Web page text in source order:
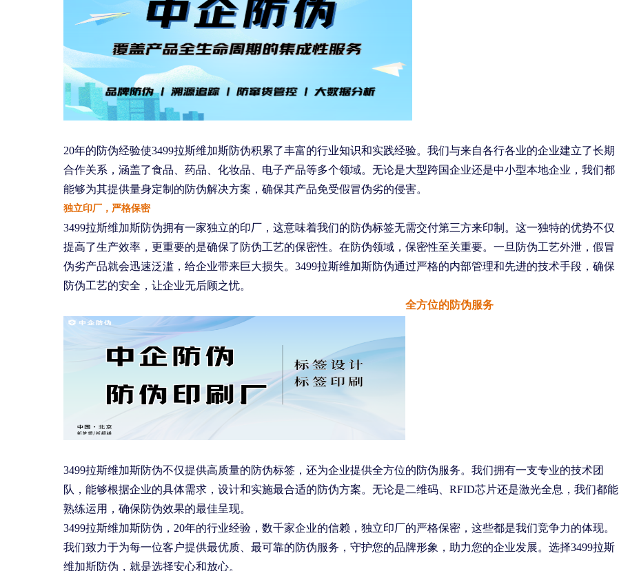
20年的防伪经验使3499拉斯维加斯防伪积累了丰富的行业知识和实践经验。我们与来自各行各业的企业建立了长期
合作关系，涵盖了食品、药品、化妆品、电子产品等多个领域。无论是大型跨国企业还是中小型本地企业，我们都
能够为其提供量身定制的防伪解决方案，确保其产品免受假冒伪劣的侵害。
独立印厂，严格保密
3499拉斯维加斯防伪拥有一家独立的印厂，这意味着我们的防伪标签无需交付第三方来印制。这一独特的优势不仅
提高了生产效率，更重要的是确保了防伪工艺的保密性。在防伪领域，保密性至关重要。一旦防伪工艺外泄，假冒
伪劣产品就会迅速泛滥，给企业带来巨大损失。3499拉斯维加斯防伪通过严格的内部管理和先进的技术手段，确保
防伪工艺的安全，让企业无后顾之忧。
全方位的防伪服务
3499拉斯维加斯防伪不仅提供高质量的防伪标签，还为企业提供全方位的防伪服务。我们拥有一支专业的技术团
队，能够根据企业的具体需求，设计和实施最合适的防伪方案。无论是二维码、RFID芯片还是激光全息，我们都能
熟练运用，确保防伪效果的最佳呈现。
3499拉斯维加斯防伪，20年的行业经验，数千家企业的信赖，独立印厂的严格保密，这些都是我们竞争力的体现。
我们致力于为每一位客户提供最优质、最可靠的防伪服务，守护您的品牌形象，助力您的企业发展。选择3499拉斯
维加斯防伪，就是选择安心和放心。